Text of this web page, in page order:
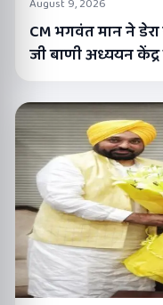
August 9, 2026
CM भगवंत मान ने
जी बाणी अध्ययन